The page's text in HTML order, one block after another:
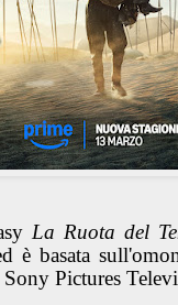
La Ruota del
è basata
Pictures